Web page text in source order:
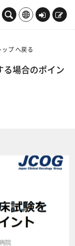
ロ
新
プ へ戻る
る場合のポイン